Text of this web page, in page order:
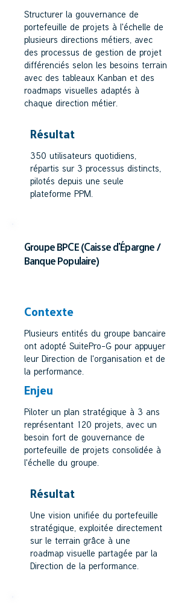
Structurer la gouvernance de
portefeuille de projets à l'échelle de
plusieurs directions métiers, avec
des processus de gestion de projet
différenciés selon les besoins terrain
avec des tableaux Kanban et des
roadmaps visuelles adaptés à
chaque direction métier.
Résultat
350 utilisateurs quotidiens,
répartis sur 3 processus distincts,
pilotés depuis une seule
plateforme PPM.
Groupe BPCE (Caisse d'Épargne /
Banque Populaire)
Contexte
Plusieurs entités du groupe bancaire
ont adopté SuitePro-G pour appuyer
leur Direction de l'organisation et de
la performance.
Enjeu
Piloter un plan stratégique à 3 ans
représentant 120 projets, avec un
besoin fort de gouvernance de
portefeuille de projets consolidée à
l'échelle du groupe.
Résultat
Une vision unifiée du portefeuille
stratégique, exploitée directement
sur le terrain grâce à une
roadmap visuelle partagée par la
Direction de la performance.